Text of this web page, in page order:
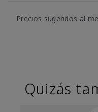
Precios sugeridos al
Quizás